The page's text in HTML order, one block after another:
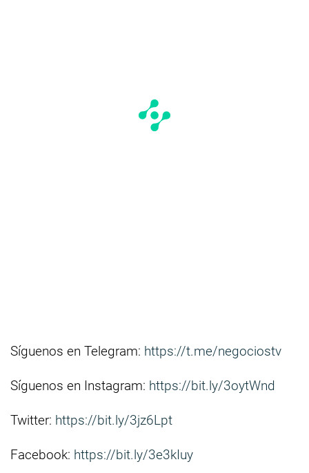
Síguenos en Telegram: https://t.me/negociostv
Síguenos en Instagram: https://bit.ly/3oytWnd
Twitter: https://bit.ly/3jz6Lpt
Facebook: https://bit.ly/3e3kIuy